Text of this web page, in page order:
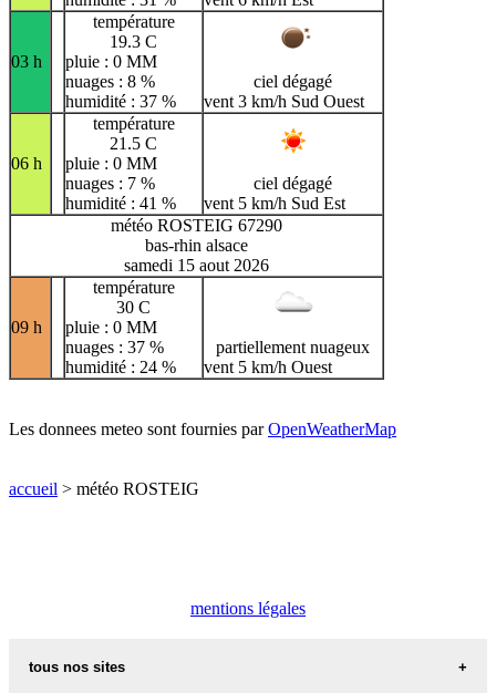
03 h
température
19.3 C
pluie : 0 MM
nuages : 8 %
humidité : 37 %
ciel dégagé
vent 3 km/h Sud Ouest
06 h
température
21.5 C
pluie : 0 MM
nuages : 7 %
humidité : 41 %
ciel dégagé
vent 5 km/h Sud Est
météo ROSTEIG 67290
bas-rhin alsace
samedi 15 aout 2026
09 h
température
30 C
pluie : 0 MM
nuages : 37 %
humidité : 24 %
partiellement nuageux
vent 5 km/h Ouest
Les donnees meteo sont fournies parOpenWeatherMap
accueil > météo ROSTEIG
mentions légales
tous nos sites